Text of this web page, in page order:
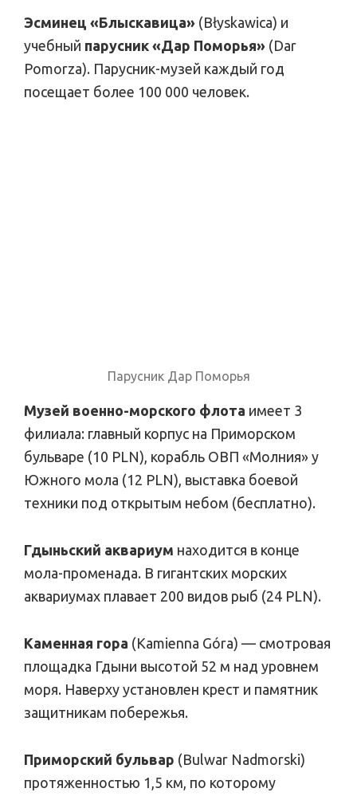
Эсминец «Блыскавица» (Błyskawica) и
учебный парусник «Дар Поморья» (Dar
Pomorza). Парусник-музей каждый год
посещает более 100 000 человек.
Парусник Дар Поморья
Музей военно-морского флота имеет 3
филиала: главный корпус на Приморском
бульваре (10 PLN), корабль ОВП «Молния» у
Южного мола (12 PLN), выставка боевой
техники под открытым небом (бесплатно).
Гдыньский аквариум находится в конце
мола-променада. В гигантских морских
аквариумах плавает 200 видов рыб (24 PLN).
Каменная гора (Kamienna Góra) — смотровая
площадка Гдыни высотой 52 м над уровнем
моря. Наверху установлен крест и памятник
защитникам побережья.
Приморский бульвар (Bulwar Nadmorski)
протяженностью 1,5 км, по которому